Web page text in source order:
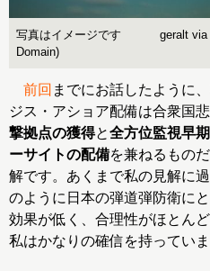
写真はイメージです geralt via
Domain)
前回 までにお話したように
ジス・アショア配備は合衆国
撃拠点の獲得と全方位監視早
ーサイトの配備を兼ねるもの
解です。あくまで私の見解に
のように日本の弾道弾防衛に
効果が低く、合理性がほとん
私はかなりの確信を持っていま